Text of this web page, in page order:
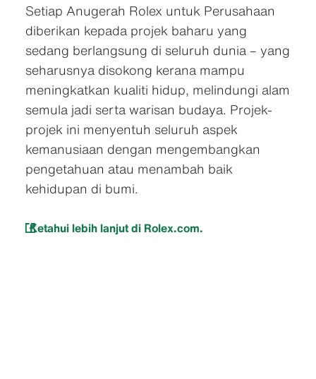
Setiap Anugerah Rolex untuk Perusahaan
diberikan kepada projek baharu yang
sedang berlangsung di seluruh dunia – yang
seharusnya disokong kerana mampu
meningkatkan kualiti hidup, melindungi alam
semula jadi serta warisan budaya. Projek-
projek ini menyentuh seluruh aspek
kemanusiaan dengan mengembangkan
pengetahuan atau menambah baik
kehidupan di bumi.
Ketahui lebih lanjut di Rolex.com.